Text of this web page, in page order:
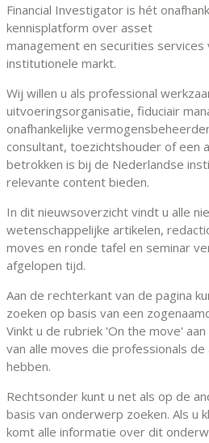
Financial Investigator is hét
kennisplatform over asset
management en securities
institutionele markt.
Wij willen u als professional
uitvoeringsorganisatie, fiduciair
onafhankelijke
consultant, toezichtshouder of een
betrokken is bij de Nederlandse
relevante content bieden.
In dit nieuwsoverzicht vindt u alle
wetenschappelijke artikelen,
moves en ronde tafel en seminar
afgelopen tijd.
Aan de rechterkant van de pagina
zoeken op basis van een
Vinkt u de rubriek 'On the move'
van alle moves die professionals
hebben.
Rechtsonder kunt u net als op de
basis van onderwerp zoeken. Als u
komt alle informatie over dit